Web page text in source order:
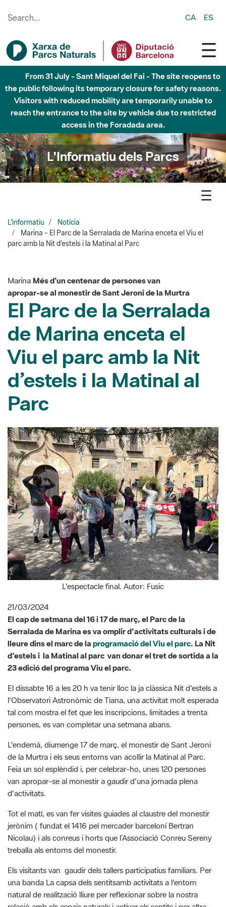
CA ES
Fins al desembre de 2026 - Parc Fluvial Besòs -
Afectacions a la llera del Parc Fluvial del Besòs degut a
obres de construcció d'una passera sobre el riu
L'Informatiu dels Parcs
parc amb la Nit d’estels i la Matinal al Parc
El Parc de la Serralada
de Marina enceta el
Viu el parc amb la Nit
d’estels i la Matinal al
Parc
L'espectacle final. Autor: Fusic
21/03/2024
Serralada de Marina es va omplir d'activitats culturals i de
lleure dins el marc de laprogramació del Viu el parc
d'estels i la Matinal al parc van donar el tret de sortida a la
23 edició del programa Viu el parc.
El dissabte 16 a les 20 h va tenir lloc la ja clàssica Nit d'estels a
l'Observatori Astronòmic de Tiana, una activitat molt esperada
tal com mostra el fet que les inscripcions, limitades a trenta
persones, es van completar una setmana abans.
L'endemà, diumenge 17 de març, el monestir de Sant Jeroni
de la Murtra i els seus entorns van acollir la Matinal al Parc.
Feia un sol esplèndid i, per celebrar-ho, unes 120 persones
van apropar-se al monestir a gaudir d'una jornada plena
d'activitats.
Tot el matí, es van fer visites guiades al claustre del monestir
Nicolau) i als conreus i horts que l’Associació Conreu Sereny
treballa als entorns del monestir.
Els visitants van gaudir dels tallers participatius familiars. Per
natural de realització lliure per reflexionar sobre la nostra
relació amb els espais naturals i activar els sentits i per altra,
un taller d’impressions amb verdures a càrrec de Coolinquiet.